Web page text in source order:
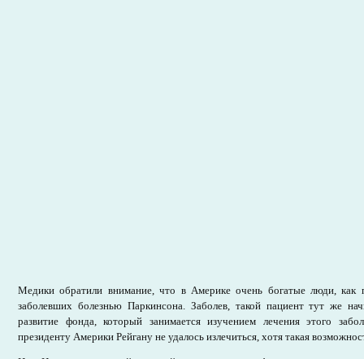
Медики обратили внимание, что в Америке очень богатые люди, как
заболевших болезнью Паркинсона. Заболев, такой пациент тут же
развитие фонда, который занимается изучением лечения этого
президенту Америки Рейгану не удалось излечиться, хотя такая